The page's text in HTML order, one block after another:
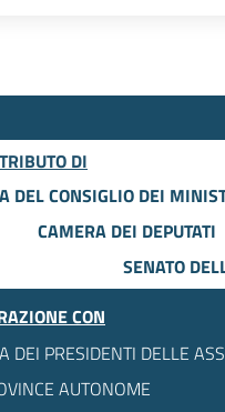
DI
DEL CONSIGLIO DEI
CAMERA DEI DEPUTATI
SENATO
CON
DEI PRESIDENTI DELLE
AUTONOME